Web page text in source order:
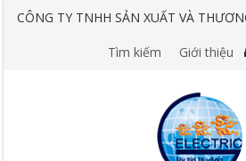
CÔNG TY TNHH SẢN XUẤT VÀ
Tìm kiếm Giới thiệu